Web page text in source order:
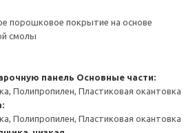
порошковое покрытие на основе
смолы
панель Основные части:
Полипропилен, Пластиковая окантовка
Полипропилен, Пластиковая окантовка